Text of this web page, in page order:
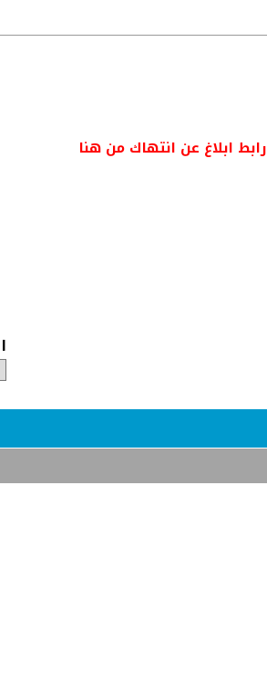
رابط ابلاغ عن انتهاك من هنا